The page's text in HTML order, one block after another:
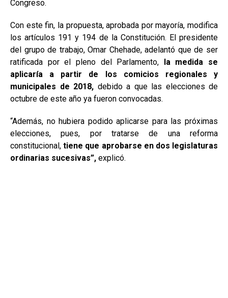
Congreso.
Con este fin, la propuesta, aprobada por mayoría, modifica
los artículos 191 y 194 de la Constitución. El presidente
del grupo de trabajo, Omar Chehade, adelantó que de ser
ratificada por el pleno del Parlamento, la medida se
aplicaría a partir de los comicios regionales y
municipales de 2018, debido a que las elecciones de
octubre de este año ya fueron convocadas.
“Además, no hubiera podido aplicarse para las próximas
elecciones, pues, por tratarse de una reforma
constitucional,tiene que aprobarse en dos legislaturas
ordinarias sucesivas”, explicó.